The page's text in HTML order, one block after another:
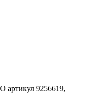
артикул 9256619,